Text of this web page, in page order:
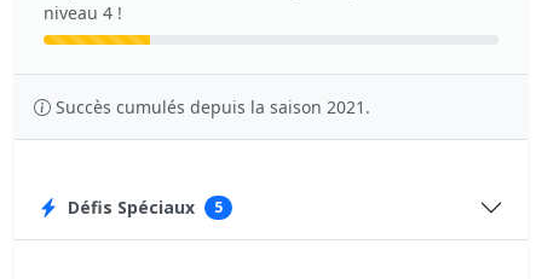
niveau 4 !
Succès cumulés depuis la saison 2021.
Défis Spéciaux 5